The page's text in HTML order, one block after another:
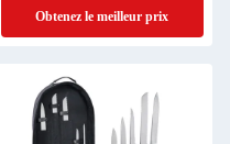
Obtenez le meilleur prix